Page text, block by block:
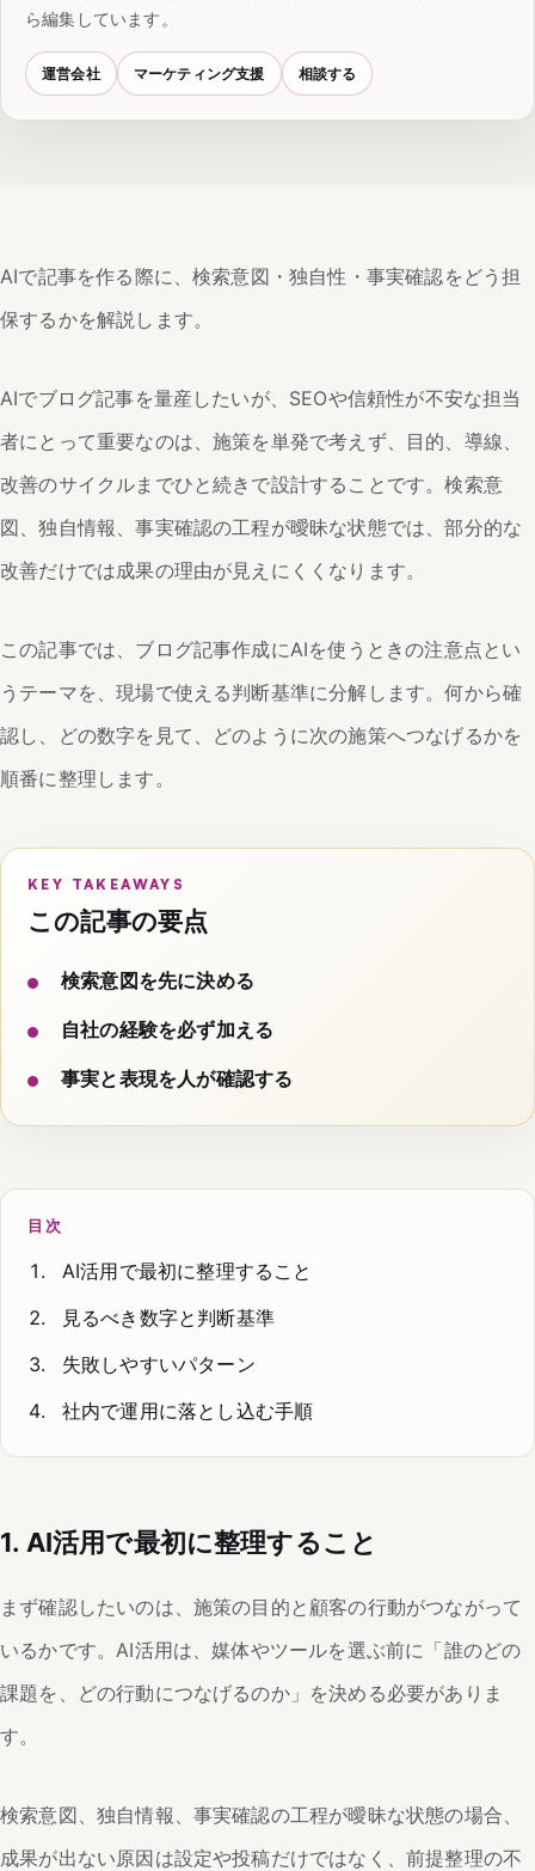
ら編集しています。
運営会社 マーケティング支援 相談する
AIで記事を作る際に、検索意図・独自性・事実確認をどう担
保するかを解説します。
AIでブログ記事を量産したいが、SEOや信頼性が不安な担当
者にとって重要なのは、施策を単発で考えず、目的、導線、
改善のサイクルまでひと続きで設計することです。検索意
図、独自情報、事実確認の工程が曖昧な状態では、部分的な
改善だけでは成果の理由が見えにくくなります。
この記事では、ブログ記事作成にAIを使うときの注意点とい
うテーマを、現場で使える判断基準に分解します。何から確
認し、どの数字を見て、どのように次の施策へつなげるかを
順番に整理します。
KEY TAKEAWAYS
この記事の要点
検索意図を先に決める
自社の経験を必ず加える
事実と表現を人が確認する
目次
AI活用で最初に整理すること
見るべき数字と判断基準
失敗しやすいパターン
社内で運用に落とし込む手順
1. AI活用で最初に整理すること
まず確認したいのは、施策の目的と顧客の行動がつながって
いるかです。AI活用は、媒体やツールを選ぶ前に「誰のどの
課題を、どの行動につなげるのか」を決める必要がありま
す。
検索意図、独自情報、事実確認の工程が曖昧な状態の場合、
成果が出ない原因は設定や投稿だけではなく、前提整理の不